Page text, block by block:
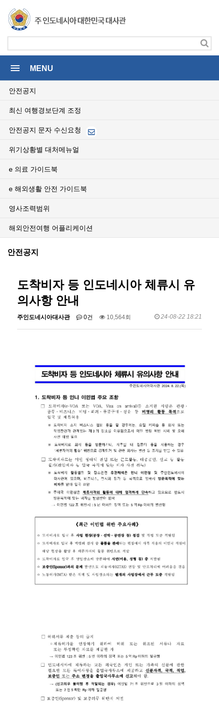
menu MENU
안전공지
최신 여행경보단계 조정
안전공지 문자 수신요청
위기상황별 대처메뉴얼
e 의료 가이드북
e 해외생활 안전 가이드북
영사조력범위
해외안전여행 어플리케이션
안전공지
도착비자 등 인도네시아 체류시 유
의사항 안내
주인도네시아대사관 0건 10,564회 24-08-22 18:21